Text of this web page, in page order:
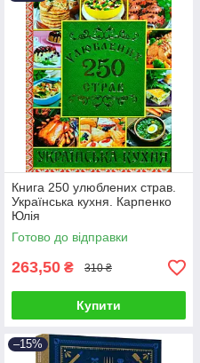
Книга 250 улюблених страв.
Українська кухня. Карпенко
Юлія
Готово до відправки
263,50 ₴ 310 ₴
Купити
–15%